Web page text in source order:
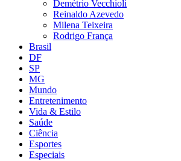
Demétrio Vecchioli
Reinaldo Azevedo
Milena Teixeira
Rodrigo França
Brasil
DF
SP
MG
Mundo
Entretenimento
Vida & Estilo
Saúde
Ciência
Esportes
Especiais